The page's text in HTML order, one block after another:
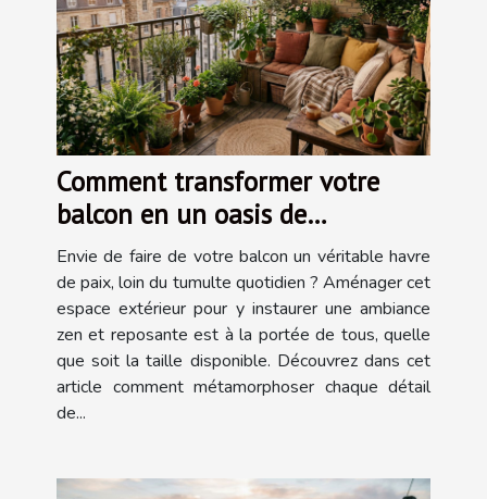
Comment transformer votre
balcon en un oasis de
tranquillité?
Envie de faire de votre balcon un véritable havre
de paix, loin du tumulte quotidien ? Aménager cet
espace extérieur pour y instaurer une ambiance
zen et reposante est à la portée de tous, quelle
que soit la taille disponible. Découvrez dans cet
article comment métamorphoser chaque détail
de...